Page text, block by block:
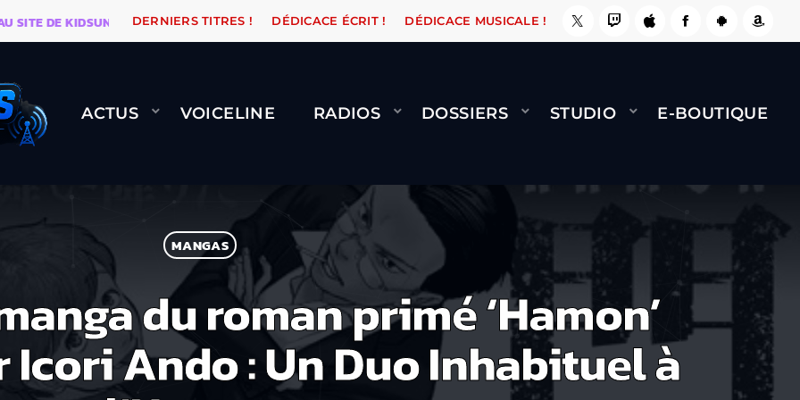
DE KIDSUNE WARÉTRO ORANGE ROAD QUI PASSE, ÇA LE FAIT ! NAMI BERNARD MINET - FLY
DERNIERS TITRES ! DÉDICACE ÉCRIT ! DÉDICACE MUSICALE !
ACTUS VOICELINE RADIOS DOSSIERS STUDIO E-BOUTIQUE
MANGAS
du roman primé ‘Hamon’
Ando : Un Duo Inhabituel à